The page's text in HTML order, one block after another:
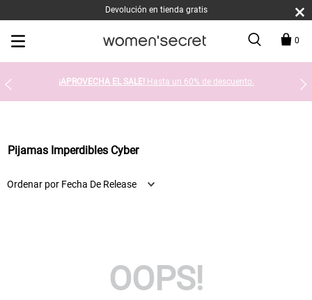
Devolución en tienda gratis
0
¡APROVECHA EL SALE! Hasta un 60% de descuento.
Pijamas Imperdibles Cyber
Ordenar por Fecha De Release
OOPS!